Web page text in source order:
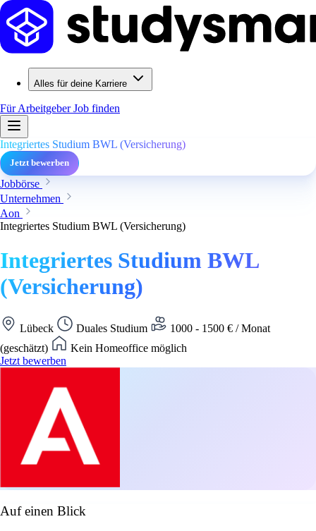
Alles für deine Karriere
Für ArbeitgeberJob finden
Integriertes Studium BWL (Versicherung)
Jetzt bewerben
Jobbörse
Unternehmen
Aon
Integriertes Studium BWL (Versicherung)
Integriertes Studium BWL
(Versicherung)
Lübeck Duales Studium
1000 - 1500 € / Monat
(geschätzt)
Kein Homeoffice möglich
Jetzt bewerben
Auf einen Blick